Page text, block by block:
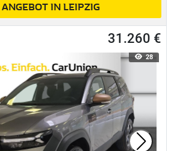
IN LEIPZIG
31.260 €
28